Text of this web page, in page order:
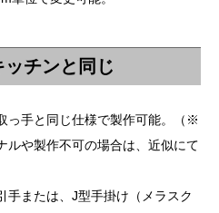
ッチンと同じ
っ手と同じ仕様で製作可能。（※
ルや製作不可の場合は、近似にて
手または、J型手掛け（メラスク